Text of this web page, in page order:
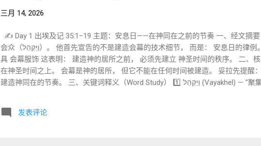
三月 14, 2026
✍️ Day 1 出埃及记 35:1–19 主题：安息日——在神同在之前的节奏 一、经文摘
会众（וַיַּקְהֵל）。 他首先宣告的不是建造会幕的技术细节， 而是： 安息日的律例。 随后摩西才开始讲述： 会幕材料 会幕器
具 会幕服饰 这表明： 建造神的居所之前， 必须先建立 神圣时间的秩序。 二、
在神圣时间之上。 会幕是神的居所， 但它不能在任何时间被建造。 妥拉先提醒
建造神同在的节奏。 三、关键词释义（Word Study） 1️⃣ וַיַּקְהֵל (Vayakhel) — “聚集” 出 35:1 词根： קהל 意思： 聚集 集会 会
是休息， 而是： 停止掌控世界。 3️⃣ מְלָאכָה (Melakhah) — 工作 这个词在创世记中用于： 神的创造工作。 因此： 安息日不
发表评论